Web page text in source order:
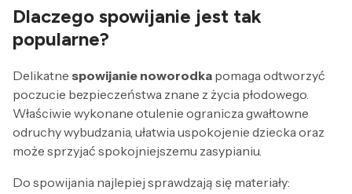
Dlaczego spowijanie jest tak
popularne?
Delikatne spowijanie noworodka pomaga odtworzyć
poczucie bezpieczeństwa znane z życia płodowego.
Właściwie wykonane otulenie ogranicza gwałtowne
odruchy wybudzania, ułatwia uspokojenie dziecka oraz
może sprzyjać spokojniejszemu zasypianiu.
Do spowijania najlepiej sprawdzają się materiały: